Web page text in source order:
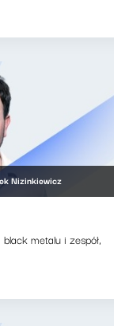
Nizinkiewicz
metalu i zespół,